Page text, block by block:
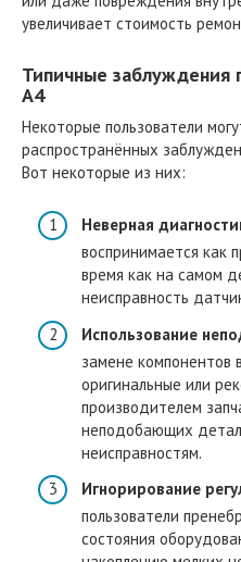
увеличивает стоимость
Типичные заблуждения
A4
Некоторые пользователи
распространённых
Вот некоторые из них:
Неверная
воспринимается как
время как на самом
неисправность
Использование
замене компонентов
оригинальные или
производителем
неподобающих
неисправностям.
Игнорирование
пользователи
состояния